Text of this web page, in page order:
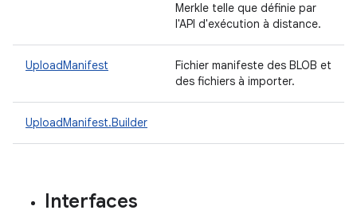
Merkle telle que définie par
l'API d'exécution à distance.
UploadManifest
Fichier manifeste des BLOB et
des fichiers à importer.
UploadManifest.Builder
Interfaces